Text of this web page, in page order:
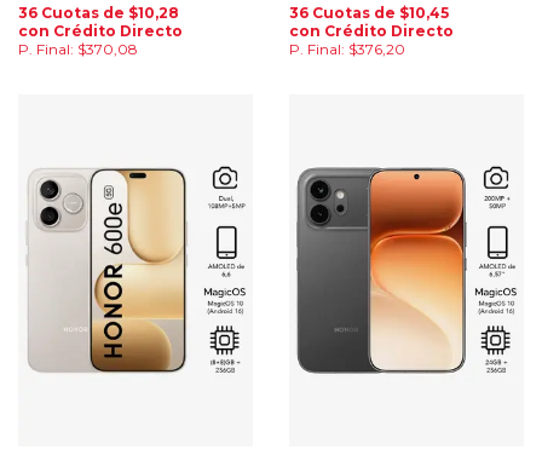
36 Cuotas de $10,28
con Crédito Directo
P. Final: $370,08
36 Cuotas de $10,45
con Crédito Directo
P. Final: $376,20